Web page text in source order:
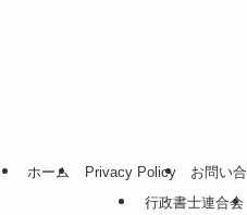
ホーム Privacy Policy お問い
行政書士連合会